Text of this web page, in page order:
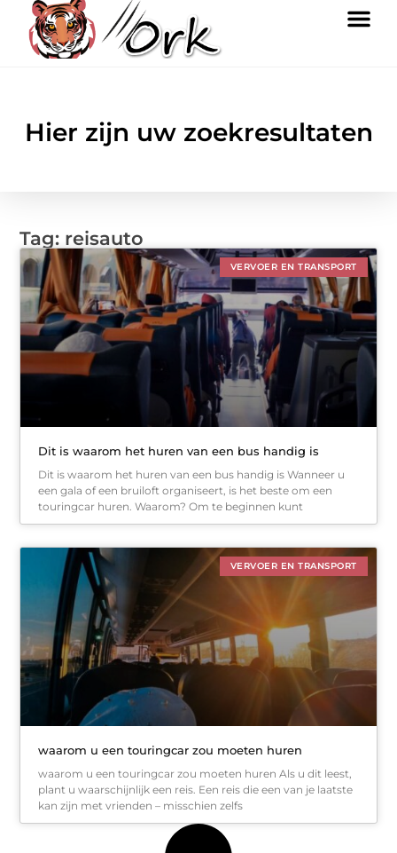
Hier zijn uw zoekresultaten
Tag: reisauto
VERVOER EN TRANSPORT
Dit is waarom het huren van een bus handig is
Dit is waarom het huren van een bus handig is Wanneer u
een gala of een bruiloft organiseert, is het beste om een
touringcar huren. Waarom? Om te beginnen kunt
VERVOER EN TRANSPORT
waarom u een touringcar zou moeten huren
waarom u een touringcar zou moeten huren Als u dit leest,
plant u waarschijnlijk een reis. Een reis die een van je laatste
kan zijn met vrienden – misschien zelfs